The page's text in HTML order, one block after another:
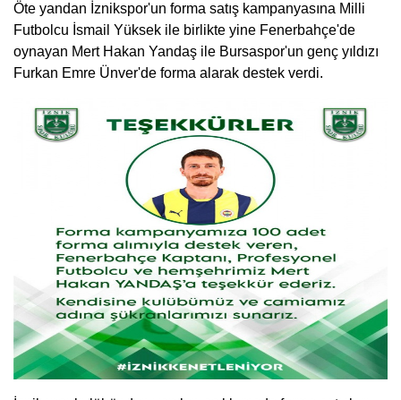
Öte yandan İznikspor'un forma satış kampanyasına Milli
Futbolcu İsmail Yüksek ile birlikte yine Fenerbahçe'de
oynayan Mert Hakan Yandaş ile Bursaspor'un genç yıldızı
Furkan Emre Ünver'de forma alarak destek verdi.